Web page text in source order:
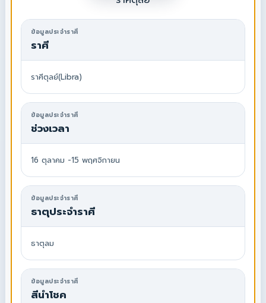
ข้อมูลประจำราศี
ราศี
ราศีตุลย์(Libra)
ข้อมูลประจำราศี
ช่วงเวลา
16 ตุลาคม -15 พฤศจิกายน
ข้อมูลประจำราศี
ธาตุประจำราศี
ธาตุลม
ข้อมูลประจำราศี
สีนำโชค